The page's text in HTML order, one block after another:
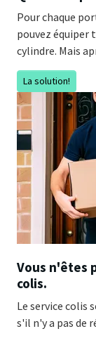
Pour chaque
pouvez équiper
cylindre. Mais
La solution!
Vous n'êtes
colis.
Le service colis
s'il n'y a pas de